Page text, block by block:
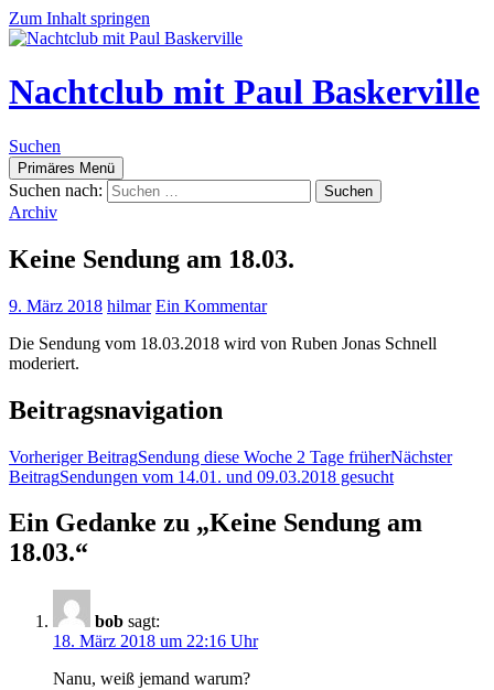
Zum Inhalt springen
Nachtclub mit Paul Baskerville
Suchen
Primäres Menü
Suchen nach:
Archiv
Keine Sendung am 18.03.
9. März 2018 hilmar Ein Kommentar
Die Sendung vom 18.03.2018 wird von Ruben Jonas Schnell
moderiert.
Beitragsnavigation
Vorheriger BeitragSendung diese Woche 2 Tage früherNächster
BeitragSendungen vom 14.01. und 09.03.2018 gesucht
Ein Gedanke zu „Keine Sendung am
18.03.“
bob sagt:
18. März 2018 um 22:16 Uhr
Nanu, weiß jemand warum?